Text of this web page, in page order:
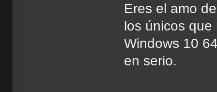
Eres el amo
los únicos
Windows 10
en serio.